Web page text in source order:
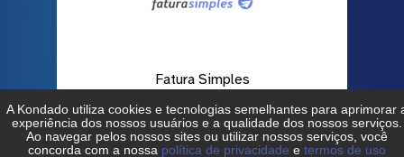
Fatura Simples
Saiba mais →